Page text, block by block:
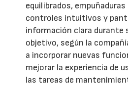
equilibrados,
controles intuitivos y
información clara durante
objetivo, según la
a incorporar nuevas
mejorar la experiencia de
las tareas de